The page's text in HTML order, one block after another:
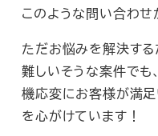
このような問い合わせ
ただお悩みを解決する
難しいそうな案件でも
機応変にお客様が満
を心がけています！